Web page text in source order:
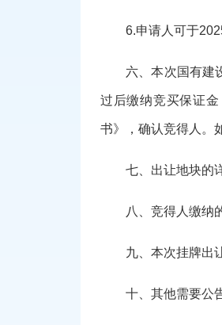
6.申请人可于202
六、本次国有建
过后缴纳竞买保证
书》，确认竞得人。
七、 出让地块的
八、 竞得人缴纳
九、 本次挂牌出
十、其他需要公